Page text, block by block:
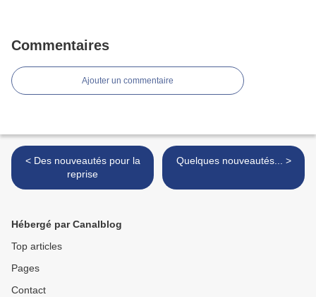
Commentaires
Ajouter un commentaire
< Des nouveautés pour la
reprise
Quelques nouveautés... >
Hébergé par Canalblog
Top articles
Pages
Contact